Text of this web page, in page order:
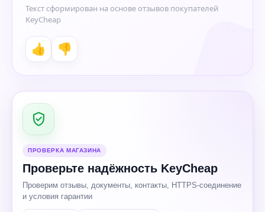
Текст сформирован на основе отзывов покупателей
KeyCheap
👍 👎
ПРОВЕРКА МАГАЗИНА
Проверьте надёжность KeyCheap
Проверим отзывы, документы, контакты, HTTPS-соединение
и условия гарантии